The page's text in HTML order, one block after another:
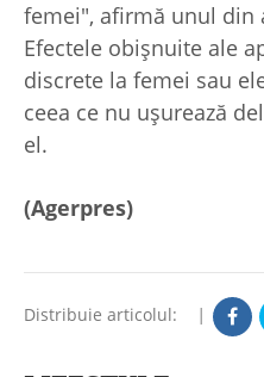
femei", afirmă unul
Efectele obișnuite ale
discrete la femei sau
ceea ce nu ușurează
el.
(Agerpres)
Distribuie articolul: |